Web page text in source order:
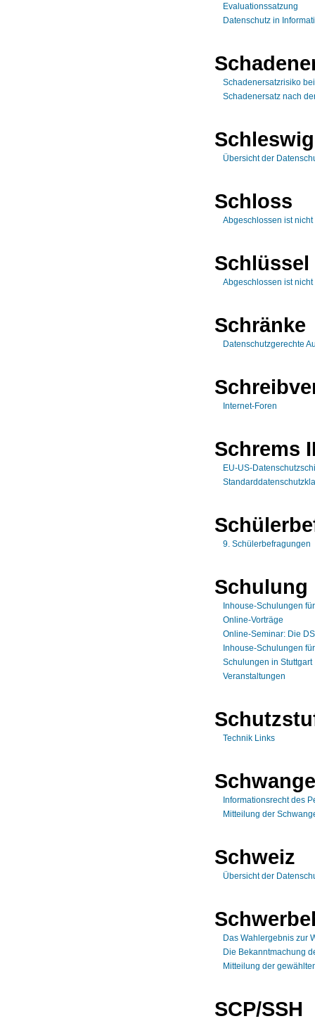
Evaluationssatzung
Datenschutz in
Schadenersatzrisiko
Schadenersatz nach
Übersicht der
Schloss
Abgeschlossen ist
Schlüssel
Abgeschlossen ist
Schränke
Datenschutzgerechte
Internet-Foren
Schrems
EU-US-
9. Schülerbefragungen
Schulung
Inhouse-Schulungen
Online-Vorträge
Online-Seminar: Die
Inhouse-Schulungen
Schulungen in Stuttgart
Veranstaltungen
Technik Links
Informationsrecht des
Mitteilung der
Schweiz
Übersicht der
Das Wahlergebnis zur
Die Bekanntmachung
Mitteilung der
SCP/SSH